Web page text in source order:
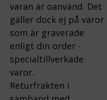
varan är oanvänd. Det
gäller dock ej på varor
som är graverade
enligt din order -
specialtillverkade
varor.
Returfrakten i